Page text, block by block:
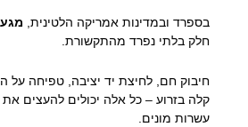
בספרד ובמדינות אמריקה הלטינית, מגע
חלק בלתי נפרד מהתקשורת.
חיבוק חם, לחיצת יד יציבה, טפיחה על
עשרות מונים.